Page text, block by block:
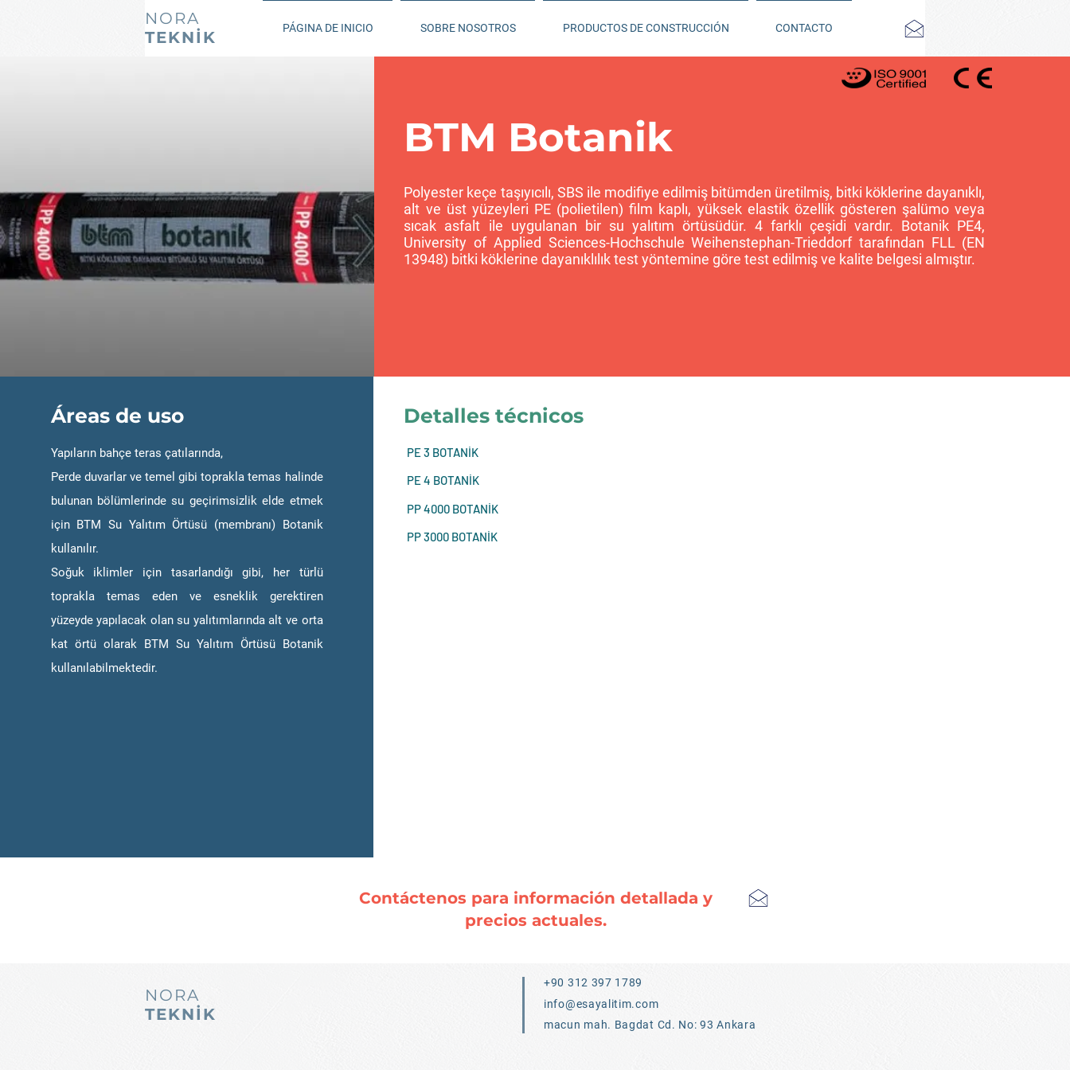
NORA
TEKNİK
PÁGINA DE INICIO SOBRE NOSOTROS PRODUCTOS DE CONSTRUCCIÓN CONTACTO
BTM Botanik
Polyester keçe taşıyıcılı, SBS ile modifiye edilmiş bitümden üretilmiş, bitki köklerine dayanıklı,
alt ve üst yüzeyleri PE (polietilen) film kaplı, yüksek elastik özellik gösteren şalümo veya
sıcak asfalt ile uygulanan bir su yalıtım örtüsüdür. 4 farklı çeşidi vardır. Botanik PE4,
University of Applied Sciences-Hochschule Weihenstephan-Trieddorf tarafından FLL (EN
13948) bitki köklerine dayanıklılık test yöntemine göre test edilmiş ve kalite belgesi almıştır.
Áreas de uso
Yapıların bahçe teras çatılarında,
Perde duvarlar ve temel gibi toprakla temas halinde
bulunan bölümlerinde su geçirimsizlik elde etmek
için BTM Su Yalıtım Örtüsü (membranı) Botanik
kullanılır.
Soğuk iklimler için tasarlandığı gibi, her türlü
toprakla temas eden ve esneklik gerektiren
yüzeyde yapılacak olan su yalıtımlarında alt ve orta
kat örtü olarak BTM Su Yalıtım Örtüsü Botanik
kullanılabilmektedir.
Detalles técnicos
PE 3 BOTANİK
PE 4 BOTANİK
PP 4000 BOTANİK
PP 3000 BOTANİK
Contáctenos para información detallada y
precios actuales.
NORA
TEKNİK
+90 312 397 1789
info@esayalitim.com
macun mah. Bagdat Cd. No: 93 Ankara